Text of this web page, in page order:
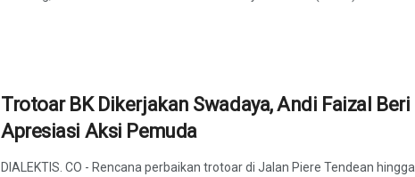
Trotoar BK Dikerjakan Swadaya, Andi Faizal Beri
Apresiasi Aksi Pemuda
DIALEKTIS. CO - Rencana perbaikan trotoar di Jalan Piere Tendean hingga